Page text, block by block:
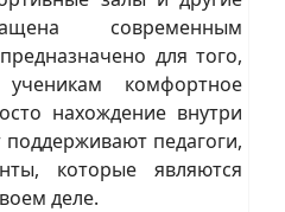
современным
для того,
комфортное
нахождение внутри
педагоги,
которые являются
деле.